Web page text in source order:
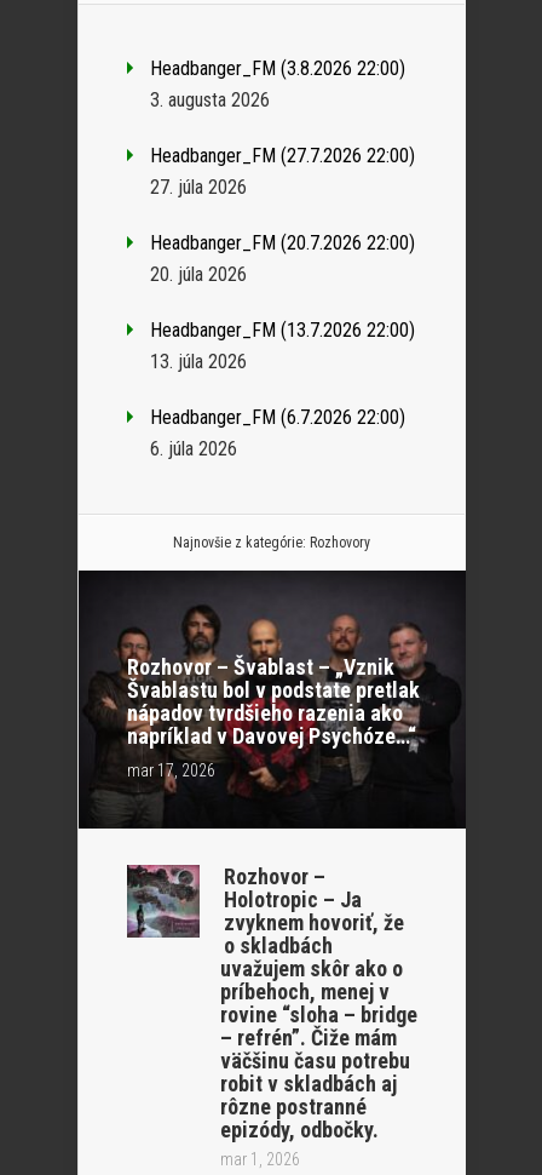
Headbanger_FM (3.8.2026 22:00)
3. augusta 2026
Headbanger_FM (27.7.2026 22:00)
27. júla 2026
Headbanger_FM (20.7.2026 22:00)
20. júla 2026
Headbanger_FM (13.7.2026 22:00)
13. júla 2026
Headbanger_FM (6.7.2026 22:00)
6. júla 2026
Najnovšie z kategórie: Rozhovory
Rozhovor – Švablast – „Vznik
Švablastu bol v podstate pretlak
nápadov tvrdšieho razenia ako
napríklad v Davovej Psychóze…“
mar 17, 2026
Rozhovor –
Holotropic – Ja
zvyknem hovoriť, že
o skladbách
uvažujem skôr ako o
príbehoch, menej v
rovine “sloha – bridge
– refrén”. Čiže mám
väčšinu času potrebu
robit v skladbách aj
rôzne postranné
epizódy, odbočky.
mar 1, 2026